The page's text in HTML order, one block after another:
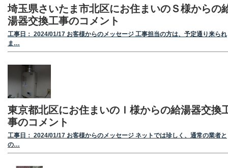
埼玉県さいたま市北区にお住まいのＳ様からの
湯器交換工事のコメント
工事日： 2024/01/17 お客様からのメッセージ 工事担当の方は、予定通り来られ
ま…
東京都北区にお住まいのＩ様からの給湯器交換
事のコメント
工事日： 2024/01/17 お客様からのメッセージ ネットでは珍しく、通常の業者と
の…